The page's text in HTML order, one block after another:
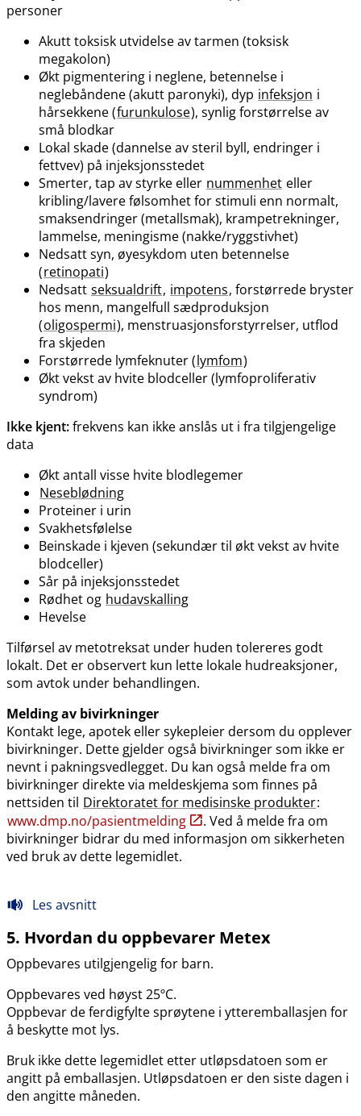
personer
Akutt toksisk utvidelse av tarmen (toksisk
megakolon)
Økt pigmentering i neglene, betennelse i
neglebåndene (akutt paronyki), dyp infeksjon i
hårsekkene (furunkulose), synlig forstørrelse av
små blodkar
Lokal skade (dannelse av steril byll, endringer i
fettvev) på injeksjonsstedet
Smerter, tap av styrke eller nummenhet eller
kribling​/​lavere følsomhet for stimuli enn normalt,
smaksendringer (metallsmak), krampetrekninger,
lammelse, meningisme (nakke​/​ryggstivhet)
Nedsatt syn, øyesykdom uten betennelse
(retinopati)
Nedsatt seksualdrift, impotens, forstørrede bryster
hos menn, mangelfull sædproduksjon
(oligospermi), menstruasjonsforstyrrelser, utflod
fra skjeden
Forstørrede lymfeknuter (lymfom)
Økt vekst av hvite blodceller (lymfoproliferativ
syndrom)
Ikke kjent:frekvens kan ikke anslås ut i fra tilgjengelige
data
Økt antall visse hvite blodlegemer
Neseblødning
Proteiner i urin
Svakhetsfølelse
Beinskade i kjeven (sekundær til økt vekst av hvite
blodceller)
Sår på injeksjonsstedet
Rødhet og hudavskalling
Hevelse
Tilførsel av metotreksat under huden tolereres godt
lokalt. Det er observert kun lette lokale hudreaksjoner,
som avtok under behandlingen.
Melding av bivirkninger
Kontakt lege, apotek eller sykepleier dersom du opplever
bivirkninger. Dette gjelder også bivirkninger som ikke er
nevnt i pakningsvedlegget. Du kan også melde fra om
bivirkninger direkte via meldeskjema som finnes på
nettsiden til Direktoratet for medisinske produkter:
www.dmp.no​/​pasientmelding
. Ved å melde fra om
bivirkninger bidrar du med informasjon om sikkerheten
ved bruk av dette legemidlet.
Les avsnitt
5. Hvordan du oppbevarer Metex
Oppbevares utilgjengelig for barn.
Oppbevares ved høyst 25ºC.
Oppbevar de ferdigfylte sprøytene i ytteremballasjen for
å beskytte mot lys.
Bruk ikke dette legemidlet etter utløpsdatoen som er
angitt på emballasjen. Utløpsdatoen er den siste dagen i
den angitte måneden.